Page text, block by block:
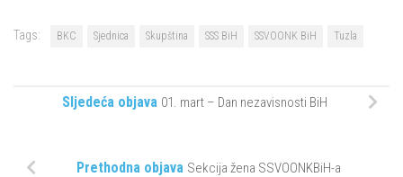
Tags: BKC Sjednica Skupština SSS BiH SSVOONK BiH Tuzla
Sljedeća objava 01. mart – Dan nezavisnosti BiH
Prethodna objava Sekcija žena SSVOONKBiH-a